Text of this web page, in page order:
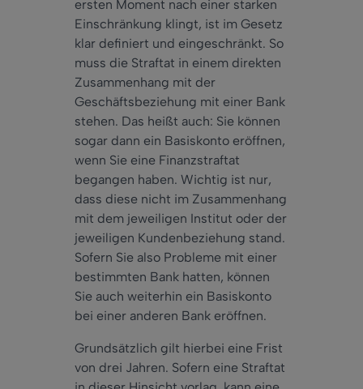
ersten Moment nach einer starken
Einschränkung klingt, ist im Gesetz
klar definiert und eingeschränkt. So
muss die Straftat in einem direkten
Zusammenhang mit der
Geschäftsbeziehung mit einer Bank
stehen. Das heißt auch: Sie können
sogar dann ein Basiskonto eröffnen,
wenn Sie eine Finanzstraftat
begangen haben. Wichtig ist nur,
dass diese nicht im Zusammenhang
mit dem jeweiligen Institut oder der
jeweiligen Kundenbeziehung stand.
Sofern Sie also Probleme mit einer
bestimmten Bank hatten, können
Sie auch weiterhin ein Basiskonto
bei einer anderen Bank eröffnen.
Grundsätzlich gilt hierbei eine Frist
von drei Jahren. Sofern eine Straftat